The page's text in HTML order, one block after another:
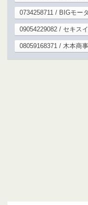
0734258711 / BIGモー
09054229082 / セキス
08059168371 / 木本商事